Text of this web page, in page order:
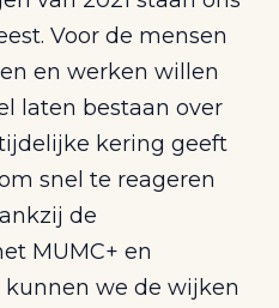
Voor de mensen
en werken willen
laten bestaan over
kering geeft
snel te reageren
de
MUMC+ en
we de wijken